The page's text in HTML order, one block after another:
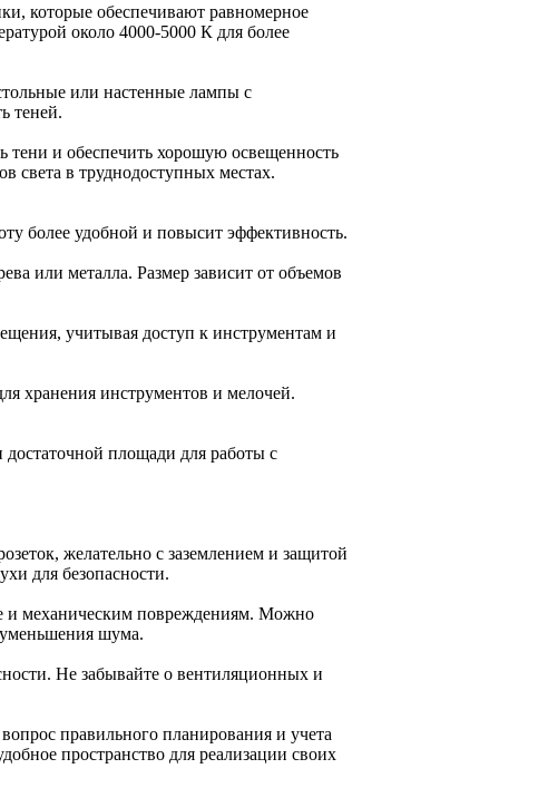
которые обеспечивают равномерное
около 4000-5000 К для более
или настенные лампы с
теней.
тени и обеспечить хорошую освещенность
света в труднодоступных местах.
более удобной и повысит эффективность.
или металла. Размер зависит от объемов
учитывая доступ к инструментам и
хранения инструментов и мелочей.
достаточной площади для работы с
желательно с заземлением и защитой
для безопасности.
и механическим повреждениям. Можно
шума.
Не забывайте о вентиляционных и
правильного планирования и учета
пространство для реализации своих